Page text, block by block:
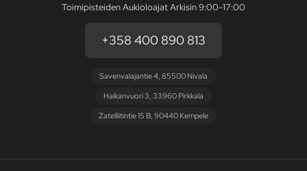
Toimipisteiden Aukioloajat Arkisin 9:00-17:00
+358 400 890 813
Savenvalajantie 4, 85500 Nivala
Haikanvuori 3, 33960 Pirkkala
Zatelliitintie 15 B, 90440 Kempele